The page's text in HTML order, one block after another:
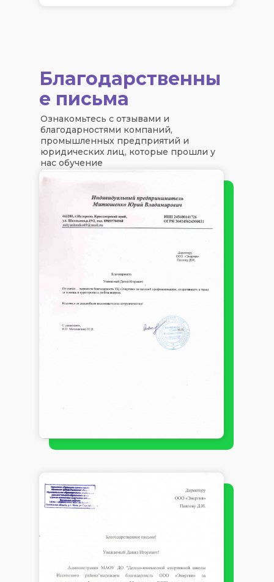
Благодарственны
е письма
Ознакомьтесь с отзывами и
благодарностями компаний,
промышленных предприятий и
юридических лиц, которые прошли у
нас обучение